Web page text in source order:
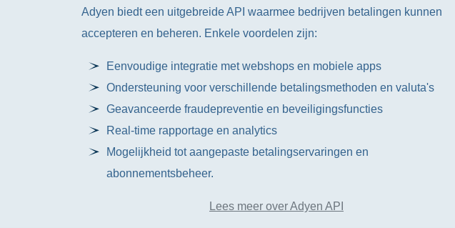
Adyen biedt een uitgebreide API waarmee bedrijven betalingen kunnen
accepteren en beheren. Enkele voordelen zijn:
Eenvoudige integratie met webshops en mobiele apps
Ondersteuning voor verschillende betalingsmethoden en valuta's
Geavanceerde fraudepreventie en beveiligingsfuncties
Real-time rapportage en analytics
Mogelijkheid tot aangepaste betalingservaringen en
abonnementsbeheer.
Lees meer over Adyen API